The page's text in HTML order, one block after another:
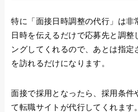
特に「面接日時調整の代行」は非
日時を伝えるだけで応募先と調整
ングしてくれるので、あとは指定
を訪れるだけになります。
面接で採用となったら、採用条件
て転職サイトが代行してくれます